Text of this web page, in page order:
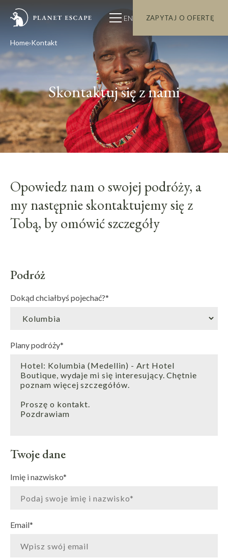
EN ZAPYTAJ O OFERTĘ
Home Kontakt
Skontaktuj się z nami
Opowiedz nam o swojej podróży, a
my następnie skontaktujemy się z
Tobą, by omówić szczegóły
Podróż
Dokąd chciałbyś pojechać?*
Plany podróży*
Twoje dane
Imię i nazwisko*
Email*